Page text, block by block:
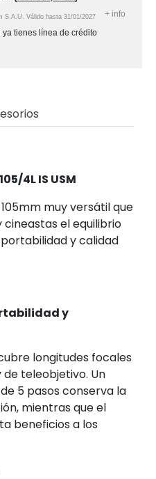
S.A.U. Válido hasta 31/01/2027 + info
ya tienes línea de crédito
4L IS USM
muy versátil que
el equilibrio
y calidad
y
longitudes focales
teleobjetivo. Un
5 pasos conserva la
mientras que el
beneficios a los